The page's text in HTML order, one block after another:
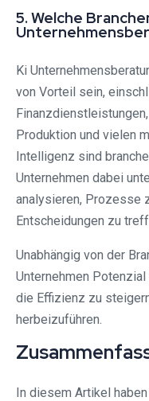
5. Welche
Ki
von Vorteil sein,
Produktion und vielen
Intelligenz sind
Unternehmen dabei
analysieren, Prozesse
Entscheidungen zu
Unabhängig von der
Unternehmen
die Effizienz zu
herbeizuführen.
In diesem Artikel